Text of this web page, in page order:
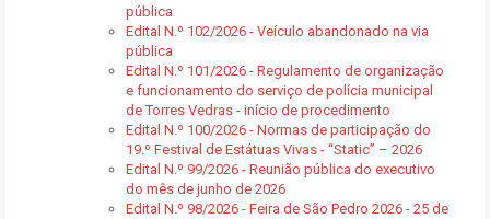
pública
Edital N.º 102/2026 - Veículo abandonado na via
pública
Edital N.º 101/2026 - Regulamento de organização
e funcionamento do serviço de polícia municipal
de Torres Vedras - início de procedimento
Edital N.º 100/2026 - Normas de participação do
19.º Festival de Estátuas Vivas - “Static” – 2026
Edital N.º 99/2026 - Reunião pública do executivo
do mês de junho de 2026
Edital N.º 98/2026 - Feira de São Pedro 2026 - 25 de